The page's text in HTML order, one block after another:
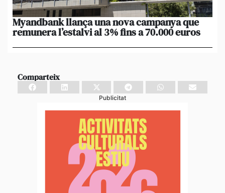
Myandbank llança una nova campanya que
remunera l’estalvi al 3% fins a 70.000 euros
Comparteix
Publicitat